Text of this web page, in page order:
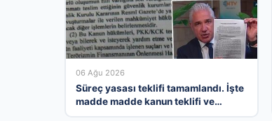
06 Ağu 2026
Süreç yasası teklifi tamamlandı. İşte
madde madde kanun teklifi ve